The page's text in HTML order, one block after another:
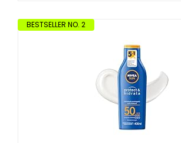
BESTSELLER NO. 2